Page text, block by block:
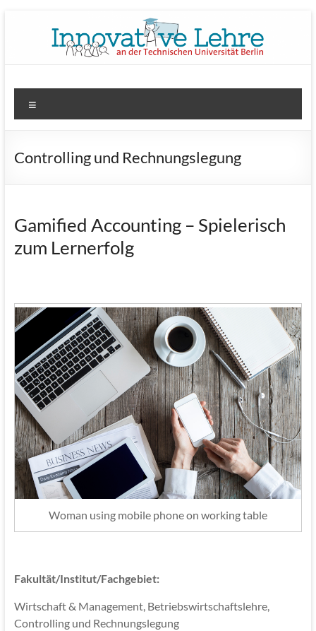
tu wimi plus
Innovative Lehre an der TU Berlin
Controlling und Rechnungslegung
Gamified Accounting – Spielerisch
zum Lernerfolg
Woman using mobile phone on working table
Fakultät/Institut/Fachgebiet:
Wirtschaft & Management, Betriebswirtschaftslehre,
Controlling und Rechnungslegung